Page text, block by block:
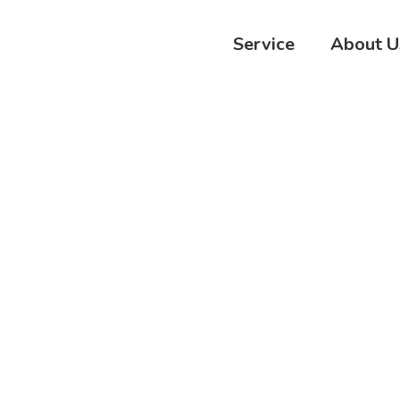
Service About